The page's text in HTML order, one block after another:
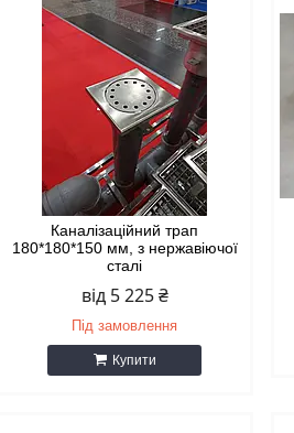
Каналізаційний трап
180*180*150 мм, з нержавіючої
сталі
від 5 225 ₴
Під замовлення
Купити